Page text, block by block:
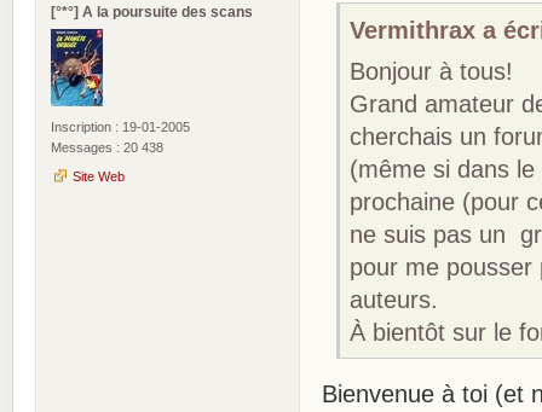
[°*°] A la poursuite des scans
Inscription : 19-01-2005
Messages : 20 438
Site Web
Vermithrax a
Bonjour à tous!
Grand amateur
cherchais un
(même si dans
prochaine (pour
ne suis pas un
pour me pousser
auteurs.
À bientôt sur le
Bienvenue à toi (et